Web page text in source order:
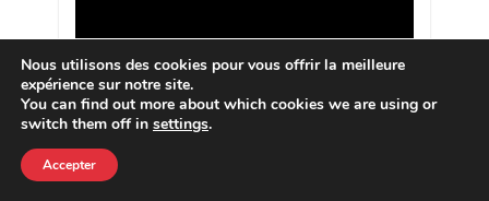
Nous utilisons des cookies pour vous offrir la meilleure
expérience sur notre site.
You can find out more about which cookies we are using or
switch them off in settings.
Accepter